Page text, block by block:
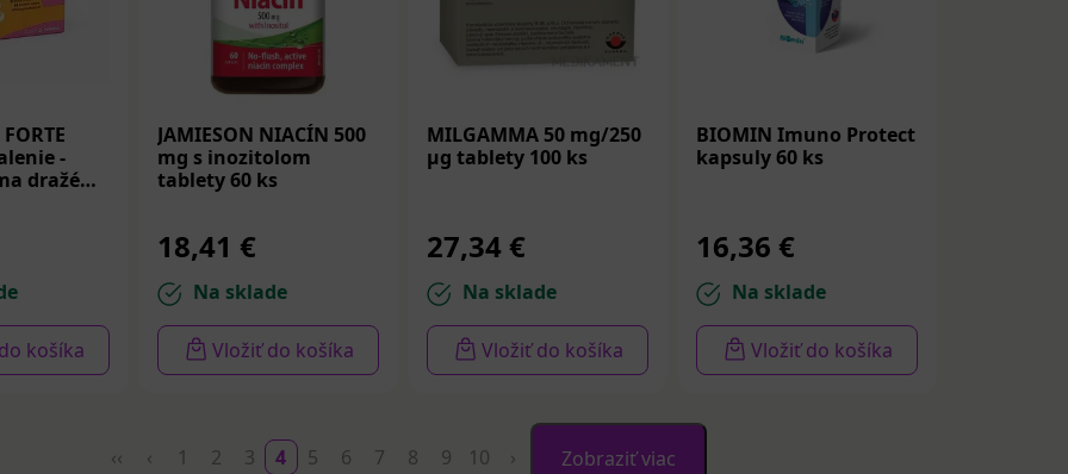
-
dražé
košíka
JAMIESON NIACÍN 500
mg s inozitolom
tablety 60 ks
18,41 €
Na sklade
Vložiť do košíka
MILGAMMA 50 mg/250
µg tablety 100 ks
27,34 €
Na sklade
Vložiť do košíka
BIOMIN Imuno Protect
kapsuly 60 ks
16,36 €
Na sklade
Vložiť do košíka
‹‹ ‹ 1 2 3 4 5 6 7 8 9 10 › Zobraziť viac